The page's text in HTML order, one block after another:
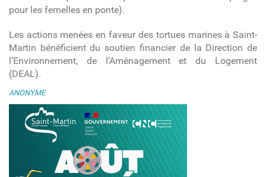
pour les femelles en ponte).
Les actions menées en faveur des tortues marines à Saint-
Martin bénéficient du soutien financier de la Direction de
l’Environnement, de l’Aménagement et du Logement
(DEAL).
ANONYME